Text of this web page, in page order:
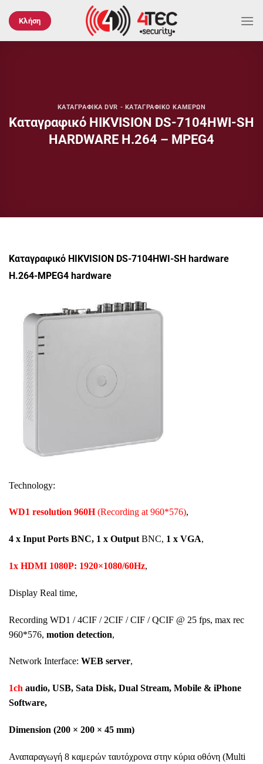
στο
Κλήση
ΚΑΤΑΓΡΑΦΙΚΆ DVR - ΚΑΤΑΓΡΑΦΙΚΌ ΚΑΜΕΡΏΝ
Καταγραφικό HIKVISION DS-7104HWI-SH
HARDWARE H.264 – MPEG4
Καταγραφικό HIKVISION DS-7104HWI-SH hardware
H.264-MPEG4 hardware
Technology:
WD1 resolution 960H(Recording at 960*576),
4 x Input Ports BNC, 1 x Output BNC, 1 x VGA,
1x HDMI 1080P: 1920×1080/60Hz,
Display Real time,
Recording WD1 / 4CIF / 2CIF / CIF / QCIF @ 25 fps, max rec
960*576, motion detection,
Network Interface: WEB server,
1ch audio, USB, Sata Disk, Dual Stream, Mobile & iPhone
Software,
Dimension (200 × 200 × 45 mm)
Αναπαραγωγή 8 καμερών ταυτόχρονα στην κύρια οθόνη (Multi